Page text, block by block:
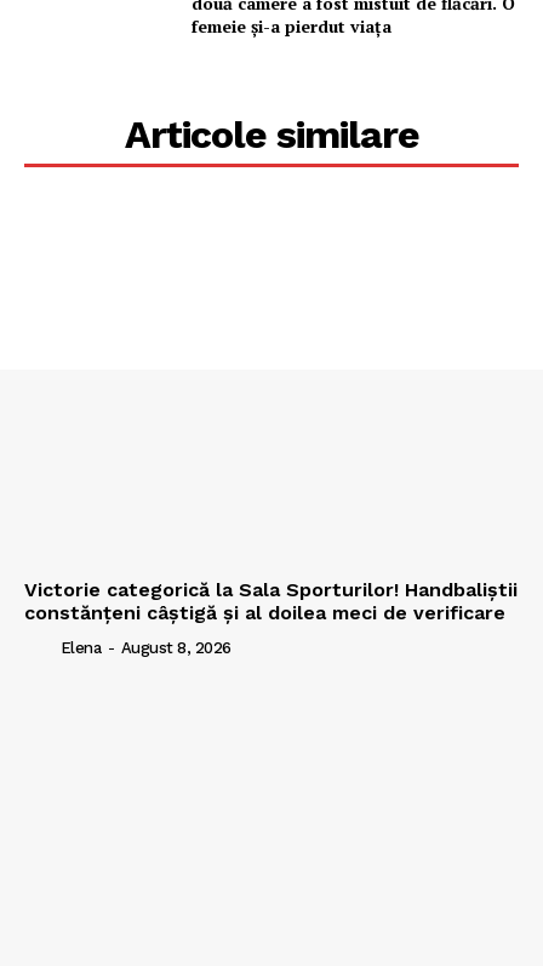
femeie și-a pierdut viața
Articole similare
Victorie categorică la Sala Sporturilor! Handbaliștii
constănțeni câștigă și al doilea meci de verificare
Elena - August 8, 2026